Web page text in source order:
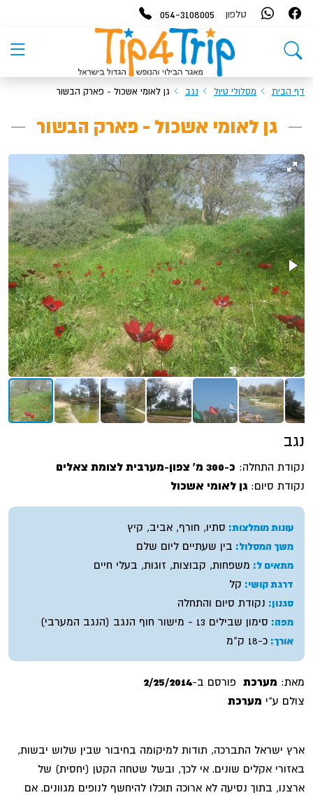
טלפון 054-3108005
דף הבית מסלולי טיול נגב גן לאומי אשכול - פארק הבשור
גן לאומי אשכול - פארק הבשור
נגב
נקודת התחלה: כ-300 מ' צפון-מערבית לצומת צאלים
נקודת סיום: גן לאומי אשכול
עונות מומלצות: סתיו, חורף, אביב, קיץ
משך המסלול: בין שעתיים ליום שלם
מתאים ל: משפחות, קבוצות, זוגות, בעלי חיים
דרגת קושי: קל
סגנון: נקודת סיום והתחלה
מפה: סימון שבילים 13 - מישור חוף הנגב (הנגב המערבי)
אורך: כ-18 ק"מ
מאת: מערכת פורסם ב-2/25/2014
צולם ע"י מערכת
ארץ ישראל התברכה, תודות למיקומה בחיבור שבין שלוש יבשות,
באזורי אקלים שונים. אי לכך, ובשל שטחה הקטן (יחסית) של
ארצנו, בתוך נסיעה לא ארוכה תוכלו להיחשף לנופים מגוונים. אם